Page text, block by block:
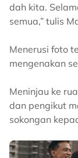
dah kita.
semua,” tulis
Menerusi foto
mengenakan
Meninjau ke
dan pengikut
sokongan